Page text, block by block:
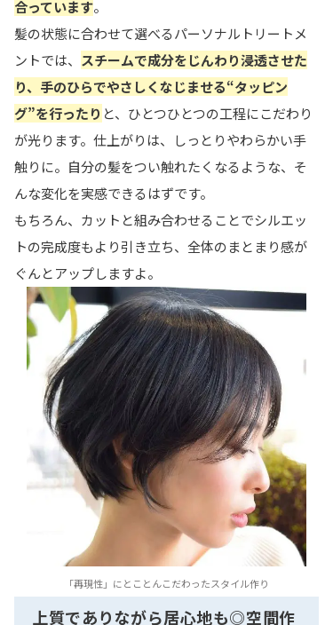
合っています。
髪の状態に合わせて選べるパーソナルトリートメ
ントでは、 スチームで成分をじんわり浸透させた
り、手のひらでやさしくなじませる“タッピン
グ”を行ったり と、ひとつひとつの工程にこだわり
が光ります。仕上がりは、しっとりやわらかい手
触りに。自分の髪をつい触れたくなるような、そ
んな変化を実感できるはずです。
もちろん、カットと組み合わせることでシルエッ
トの完成度もより引き立ち、全体のまとまり感が
ぐんとアップしますよ。
「再現性」にとことんこだわったスタイル作り
上質でありながら居心地も◎空間作